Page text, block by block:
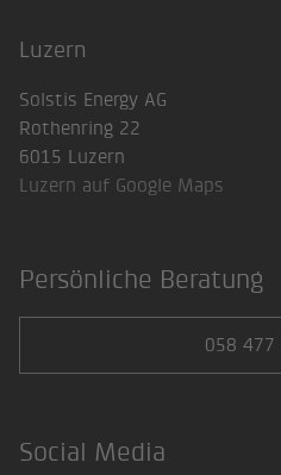
Luzern
Solstis Energy AG
Rothenring 22
6015 Luzern
Luzern auf Google Maps
Persönliche Beratung
058 477
Social Media